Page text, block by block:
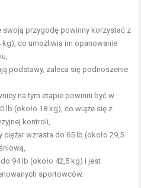
swoją przygodę powinny korzystać z
kg), co umożliwia im opanowanie
podstawy, zaleca się podnoszenie
na tym etapie powinni być w
lb (około 18 kg), co wiąże się z
kontroli,
ciężar wzrasta do 65 lb (około 29,5
94 lb (około 42,5 kg) i jest
sportowców.